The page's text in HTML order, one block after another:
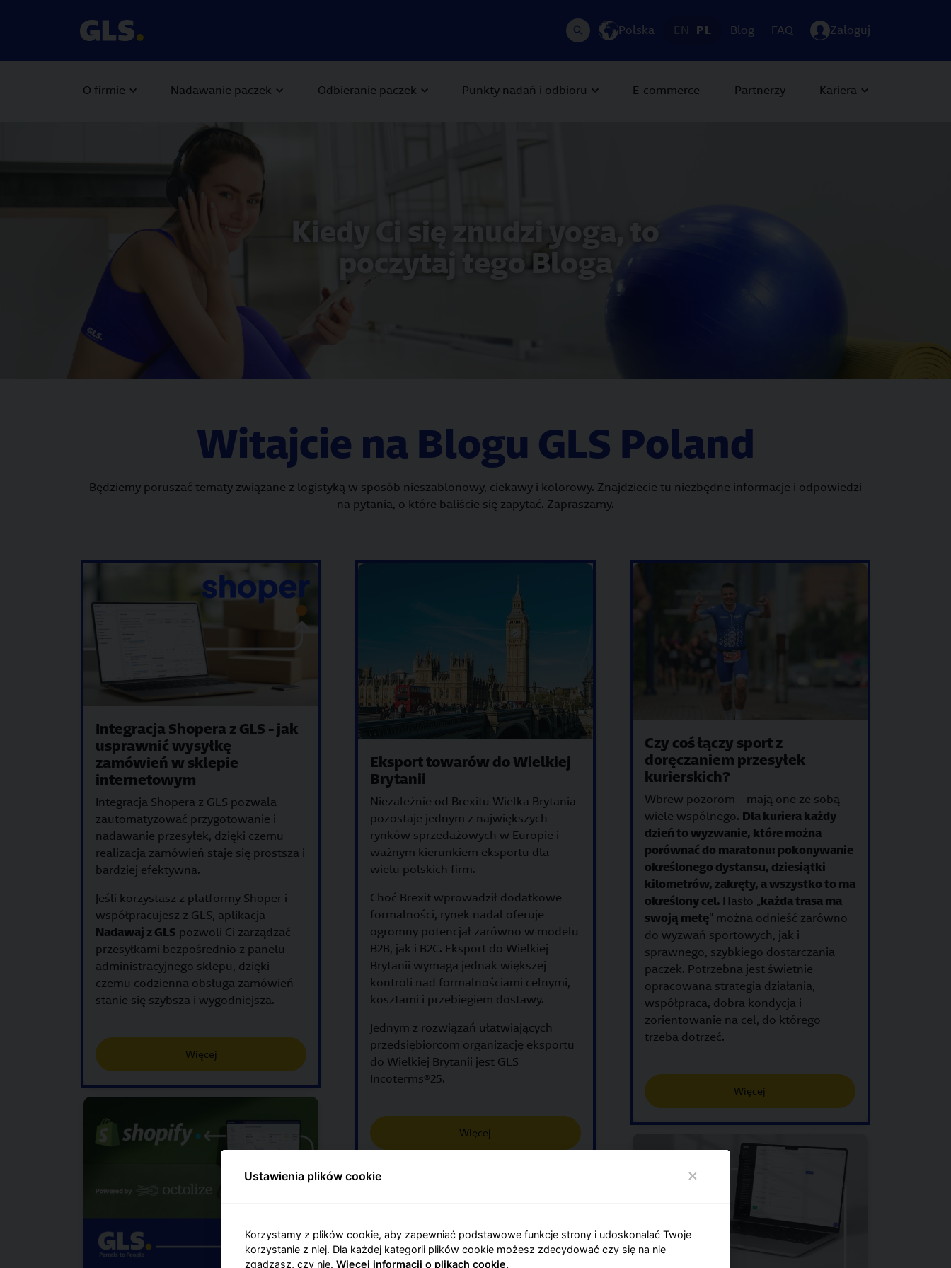
Polska EN PL Blog FAQ Zaloguj
O firmie Nadawanie paczek Odbieranie paczek Punkty nadań i odbioru E-commerce Partnerzy Kariera
Carousel with slides shown at a time. Use the Previous and Next buttons to navigate.
Kiedy Ci się znudzi yoga, to
poczytaj tego Bloga
Witajcie na Blogu GLS Poland
Będziemy poruszać tematy związane z logistyką w sposób nieszablonowy, ciekawy i kolorowy. Znajdziecie tu niezbędne informacje i odpowiedzi
na pytania, o które baliście się zapytać. Zapraszamy.
Integracja Shopera z GLS - jak
usprawnić wysyłkę
zamówień w sklepie
internetowym
Integracja Shopera z GLS pozwala
zautomatyzować przygotowanie i
nadawanie przesyłek, dzięki czemu
realizacja zamówień staje się prostsza i
bardziej efektywna.
Jeśli korzystasz z platformy Shoper i
współpracujesz z GLS, aplikacja
Nadawaj z GLS pozwoli Ci zarządzać
przesyłkami bezpośrednio z panelu
administracyjnego sklepu, dzięki
czemu codzienna obsługa zamówień
stanie się szybsza i wygodniejsza.
Więcej
Eksport towarów do Wielkiej
Brytanii
Niezależnie od Brexitu Wielka Brytania
pozostaje jednym z największych
rynków sprzedażowych w Europie i
ważnym kierunkiem eksportu dla
wielu polskich firm.
Choć Brexit wprowadził dodatkowe
formalności, rynek nadal oferuje
ogromny potencjał zarówno w modelu
B2B, jak i B2C. Eksport do Wielkiej
Brytanii wymaga jednak większej
kontroli nad formalnościami celnymi,
kosztami i przebiegiem dostawy.
Jednym z rozwiązań ułatwiających
przedsiębiorcom organizację eksportu
do Wielkiej Brytanii jest GLS
Incoterms®25.
Więcej
Czy coś łączy sport z
doręczaniem przesyłek
kurierskich?
Wbrew pozorom – mają one ze sobą
wiele wspólnego. Dla kuriera każdy
dzień to wyzwanie, które można
porównać do maratonu: pokonywanie
określonego dystansu, dziesiątki
kilometrów, zakręty, a wszystko to ma
określony cel. Hasło „każda trasa ma
swoją metę” można odnieść zarówno
do wyzwań sportowych, jak i
sprawnego, szybkiego dostarczania
paczek. Potrzebna jest świetnie
opracowana strategia działania,
współpraca, dobra kondycja i
zorientowanie na cel, do którego
trzeba dotrzeć.
Więcej
Ustawienia plików cookie
Korzystamy z plików cookie, aby zapewniać podstawowe funkcje strony i udoskonalać Twoje
korzystanie z niej. Dla każdej kategorii plików cookie możesz zdecydować czy się na nie
zgadzasz, czy nie. Więcej informacji o plikach cookie.